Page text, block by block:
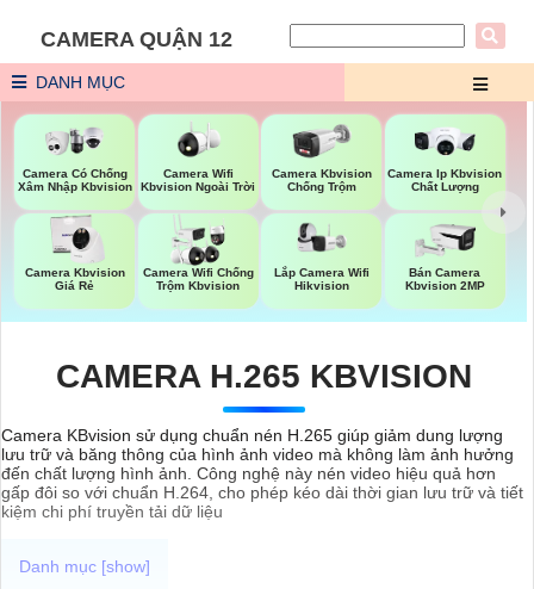
CAMERA QUẬN 12
DANH MỤC
Camera Có Chống
Xâm Nhập Kbvision
Camera Wifi
Kbvision Ngoài Trời
Camera Kbvision
Chống Trộm
Camera Ip Kbvision
Chất Lượng
Camera Kbvision
Giá Rẻ
Camera Wifi Chống
Trộm Kbvision
Lắp Camera Wifi
Hikvision
Bán Camera
Kbvision 2MP
CAMERA H.265 KBVISION
Camera KBvision sử dụng chuẩn nén H.265 giúp giảm dung lượng
lưu trữ và băng thông của hình ảnh video mà không làm ảnh hưởng
đến chất lượng hình ảnh. Công nghệ này nén video hiệu quả hơn
gấp đôi so với chuẩn H.264, cho phép kéo dài thời gian lưu trữ và tiết
kiệm chi phí truyền tải dữ liệu